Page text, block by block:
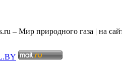
– Мир природного газа | на